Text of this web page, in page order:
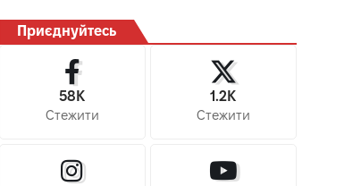
Приєднуйтесь
58K
Стежити
1.2K
Стежити